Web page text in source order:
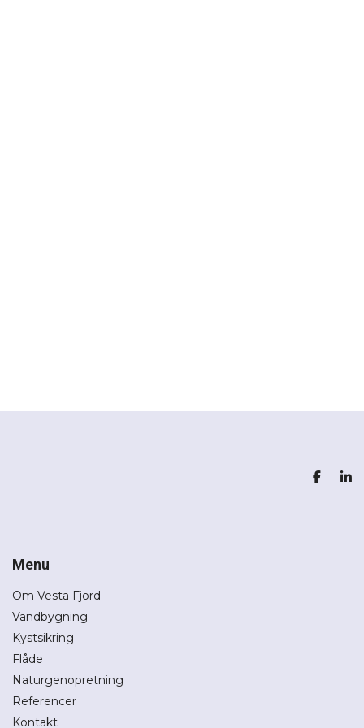
Menu
Om Vesta Fjord
Vandbygning
Kystsikring
Flåde
Naturgenopretning
Referencer
Kontakt